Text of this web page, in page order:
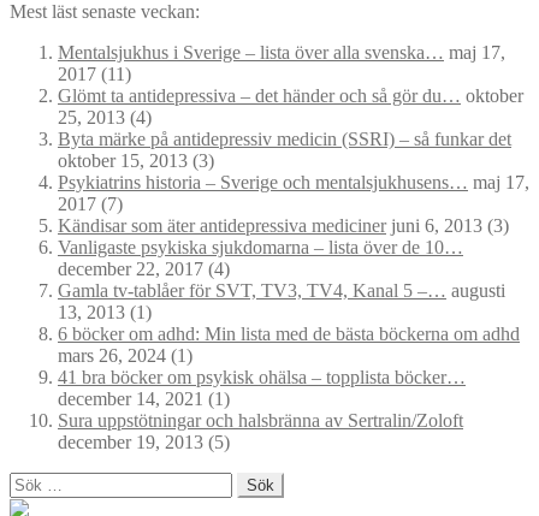
Mest läst senaste veckan:
Mentalsjukhus i Sverige – lista över alla svenska… maj 17,
2017 (11)
Glömt ta antidepressiva – det händer och så gör du… oktober
25, 2013 (4)
Byta märke på antidepressiv medicin (SSRI) – så funkar det
oktober 15, 2013 (3)
Psykiatrins historia – Sverige och mentalsjukhusens… maj 17,
2017 (7)
Kändisar som äter antidepressiva medicinerjuni 6, 2013 (3)
Vanligaste psykiska sjukdomarna – lista över de 10…
december 22, 2017 (4)
Gamla tv-tablåer för SVT, TV3, TV4, Kanal 5 –… augusti
13, 2013 (1)
6 böcker om adhd: Min lista med de bästa böckerna om adhd
mars 26, 2024 (1)
41 bra böcker om psykisk ohälsa – topplista böcker…
december 14, 2021 (1)
Sura uppstötningar och halsbränna av Sertralin/Zoloft
december 19, 2013 (5)
Sök
efter: